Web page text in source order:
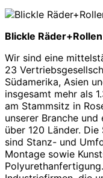
Blickle
Wir sind eine
23
Südamerika, Asien
insgesamt mehr als
am Stammsitz in
unserer Branche
über 120 Länder.
sind Stanz- und
Montage sowie